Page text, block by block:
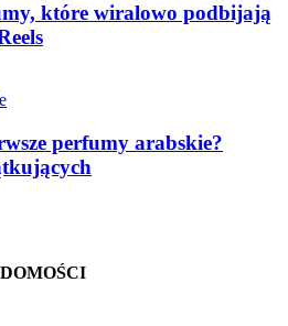
które wiralowo podbijają
perfumy arabskie?